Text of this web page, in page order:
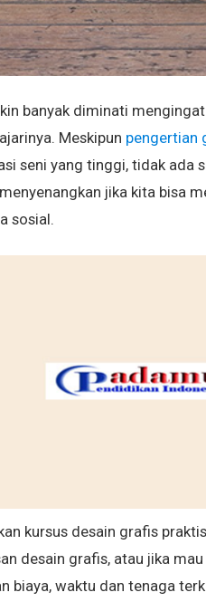
banyak diminati
Meskipun pengertian
seni yang tinggi, tidak ada
jika kita bisa
sosial.
kursus desain grafis
desain grafis, atau jika
biaya, waktu dan tenaga